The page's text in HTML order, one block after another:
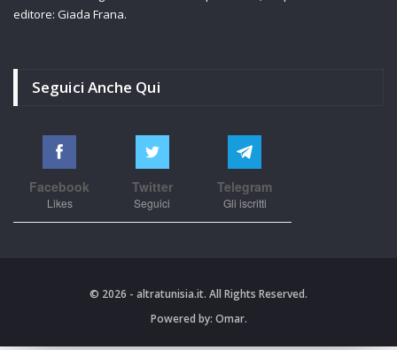
editore: Giada Frana.
Seguici Anche Qui
Facebook
Likes
Twitter
Seguici
Telegram
Gli iscritti
© 2026 - altratunisia.it. All Rights Reserved.
Powered by: Omar.